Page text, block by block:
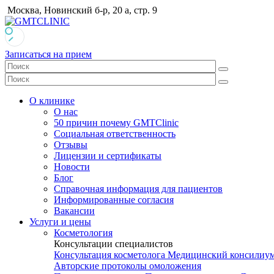
Москва, Новинский б-р, 20 а, стр. 9
Записаться на прием
О клинике
О нас
50 причин почему GMTClinic
Социальная ответственность
Отзывы
Лицензии и сертификаты
Новости
Блог
Справочная информация для пациентов
Информированные согласия
Вакансии
Услуги и цены
Косметология
Консультации специалистов
Консультация косметолога Медицинский
Авторские протоколы омоложения